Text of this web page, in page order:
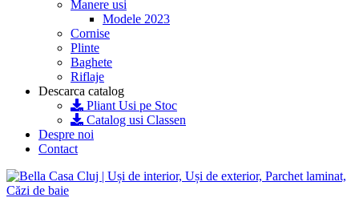
Manere usi
Modele 2023
Cornise
Plinte
Baghete
Riflaje
Descarca catalog
Pliant Usi pe Stoc
Catalog usi Classen
Despre noi
Contact